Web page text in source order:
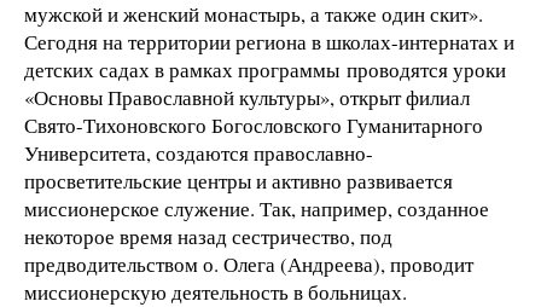
мужской и женский монастырь, а также один скит».
Сегодня на территории региона в школах-интернатах и
детских садах в рамках программы проводятся уроки
«Основы Православной культуры», открыт филиал
Свято-Тихоновского Богословского Гуманитарного
Университета, создаются православно-
просветительские центры и активно развивается
миссионерское служение. Так, например, созданное
некоторое время назад сестричество, под
предводительством о. Олега (Андреева), проводит
миссионерскую деятельность в больницах.